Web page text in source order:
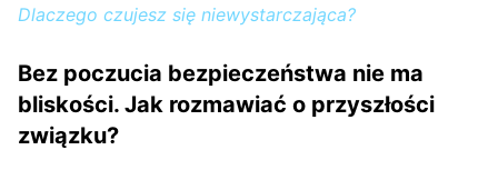
Dlaczego czujesz się niewystarczająca?
Bez poczucia bezpieczeństwa nie ma
bliskości. Jak rozmawiać o przyszłości
związku?